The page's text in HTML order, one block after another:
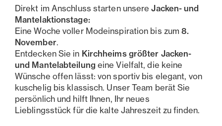
Direkt im Anschluss starten unsereJacken- und
Mantelaktionstage:
Eine Woche voller Modeinspiration bis zum8.
November.
Entdecken Sie in Kirchheims größter Jacken-
und Mantelabteilung eine Vielfalt, die keine
Wünsche offen lässt: von sportiv bis elegant, von
kuschelig bis klassisch. Unser Team berät Sie
persönlich und hilft Ihnen, Ihr neues
Lieblingsstück für die kalte Jahreszeit zu finden.